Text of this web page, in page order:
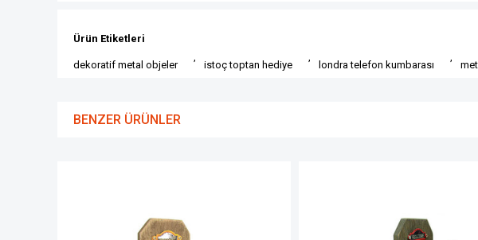
Ürün Etiketleri
dekoratif metal objeler
,
istoç toptan hediye
,
londra telefon kumbarası
,
BENZER ÜRÜNLER